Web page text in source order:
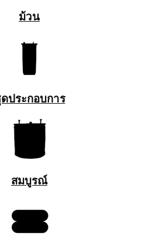
ม้วน
ประกอบการ
สมบูรณ์